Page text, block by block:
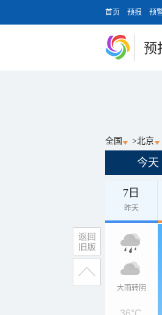
首页 预报 预
预
全国 >北京
今天
7日
昨天
大雨转阴